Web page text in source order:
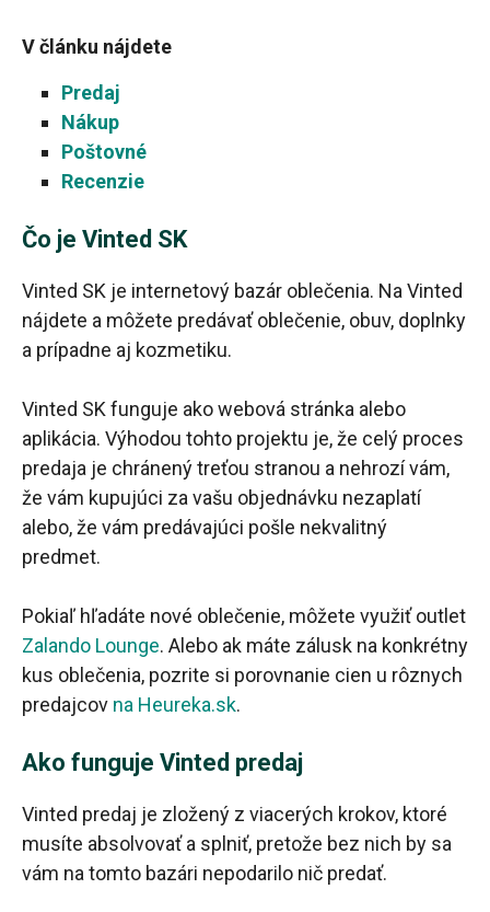
V článku nájdete
Predaj
Nákup
Poštovné
Recenzie
Čo je Vinted SK
Vinted SK je internetový bazár oblečenia. Na Vinted
nájdete a môžete predávať oblečenie, obuv, doplnky
a prípadne aj kozmetiku.
Vinted SK funguje ako webová stránka alebo
aplikácia. Výhodou tohto projektu je, že celý proces
predaja je chránený treťou stranou a nehrozí vám,
že vám kupujúci za vašu objednávku nezaplatí
alebo, že vám predávajúci pošle nekvalitný
predmet.
Pokiaľ hľadáte nové oblečenie, môžete využiť outlet
Zalando Lounge. Alebo ak máte zálusk na konkrétny
kus oblečenia, pozrite si porovnanie cien u rôznych
predajcov na Heureka.sk.
Ako funguje Vinted predaj
Vinted predaj je zložený z viacerých krokov, ktoré
musíte absolvovať a splniť, pretože bez nich by sa
vám na tomto bazári nepodarilo nič predať.